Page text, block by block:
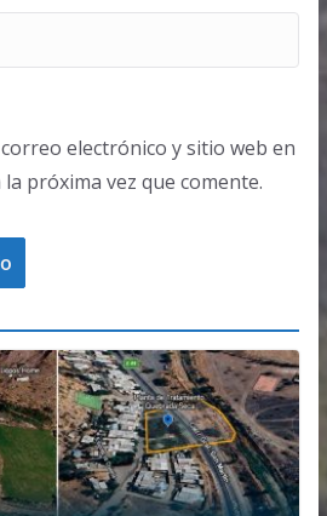
electrónico y sitio web en
próxima vez que comente.